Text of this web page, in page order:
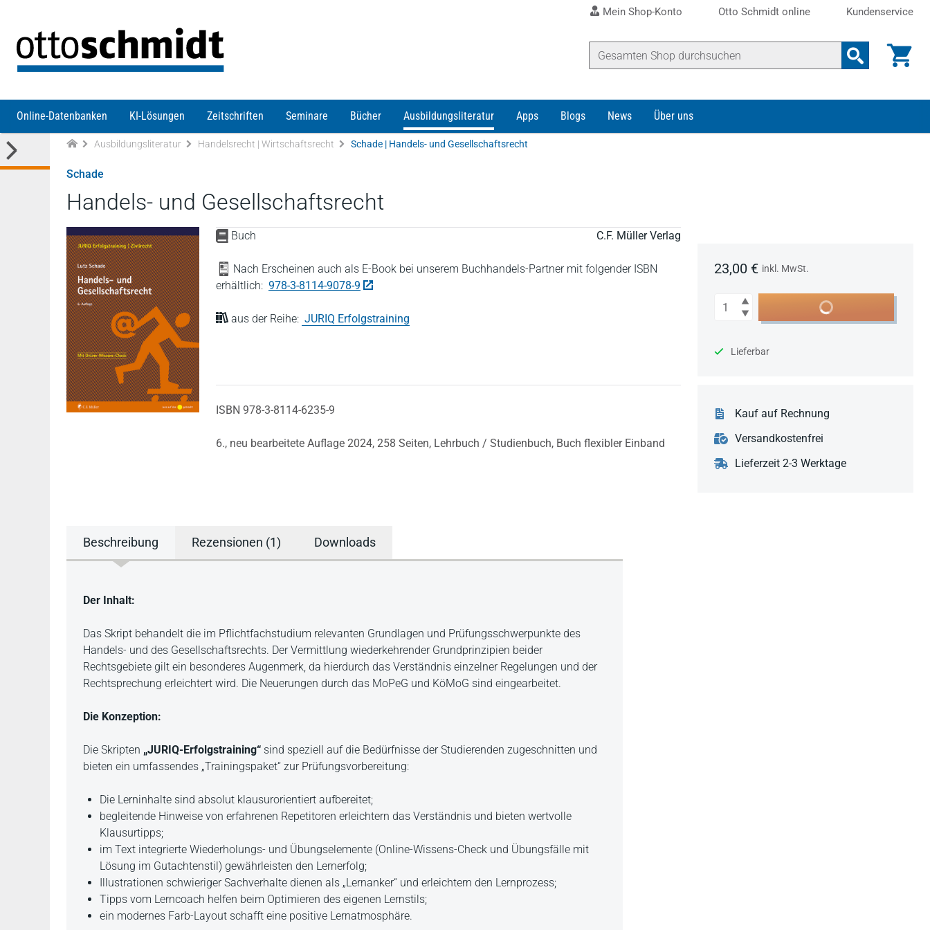
Mein Shop-Konto Otto Schmidt online Kundenservice
Online-Datenbanken KI-Lösungen Zeitschriften Seminare Bücher Ausbildungsliteratur Apps Blogs News Über uns
Ausbildungsliteratur Handelsrecht | Wirtschaftsrecht Schade | Handels- und Gesellschaftsrecht
Schade
Handels- und Gesellschaftsrecht
Buch C.F. Müller Verlag
Nach Erscheinen auch als E-Book bei unserem Buchhandels-Partner mit folgender ISBN
erhältlich: 978-3-8114-9078-9
aus der Reihe: JURIQ Erfolgstraining
ISBN 978-3-8114-6235-9
6., neu bearbeitete Auflage 2024, 258 Seiten, Lehrbuch / Studienbuch, Buch flexibler Einband
23,00 € inkl. MwSt.
Anzahl In den Warenkorb
Lieferbar
Kauf auf Rechnung
Versandkostenfrei
Lieferzeit 2-3 Werktage
Beschreibung Rezensionen (1) Downloads
Beschreibung
Der Inhalt:
Das Skript behandelt die im Pflichtfachstudium relevanten Grundlagen und Prüfungsschwerpunkte des
Handels- und des Gesellschaftsrechts. Der Vermittlung wiederkehrender Grundprinzipien beider
Rechtsgebiete gilt ein besonderes Augenmerk, da hierdurch das Verständnis einzelner Regelungen und der
Rechtsprechung erleichtert wird. Die Neuerungen durch das MoPeG und KöMoG sind eingearbeitet.
Die Konzeption:
Die Skripten „JURIQ-Erfolgstraining“ sind speziell auf die Bedürfnisse der Studierenden zugeschnitten und
bieten ein umfassendes „Trainingspaket“ zur Prüfungsvorbereitung:
Die Lerninhalte sind absolut klausurorientiert aufbereitet;
begleitende Hinweise von erfahrenen Repetitoren erleichtern das Verständnis und bieten wertvolle
Klausurtipps;
im Text integrierte Wiederholungs- und Übungselemente (Online-Wissens-Check und Übungsfälle mit
Lösung im Gutachtenstil) gewährleisten den Lernerfolg;
Illustrationen schwieriger Sachverhalte dienen als „Lernanker“ und erleichtern den Lernprozess;
Tipps vom Lerncoach helfen beim Optimieren des eigenen Lernstils;
ein modernes Farb-Layout schafft eine positive Lernatmosphäre.